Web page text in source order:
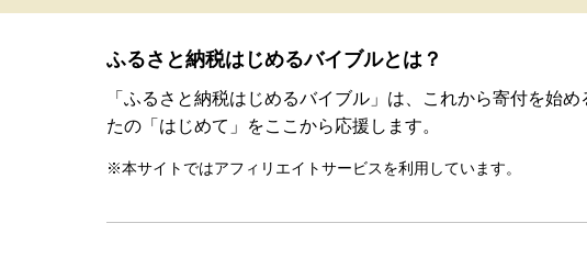
ふるさと納税はじめるバイブルとは？
「ふるさと納税はじめるバイブル」は、これから寄付を始
たの「はじめて」をここから応援します。
※本サイトではアフィリエイトサービスを利用しています。